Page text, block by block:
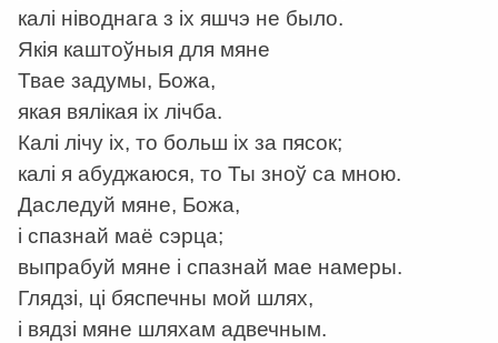
калі ніводнага з іх яшчэ не было.
Якія каштоўныя для мяне
Твае задумы, Божа,
якая вялікая іх лічба.
Калі лічу іх, то больш іх за пясок;
калі я абуджаюся, то Ты зноў са мною.
Даследуй мяне, Божа,
і спазнай маё сэрца;
выпрабуй мяне і спазнай мае намеры.
Глядзі, ці бяспечны мой шлях,
і вядзі мяне шляхам адвечным.